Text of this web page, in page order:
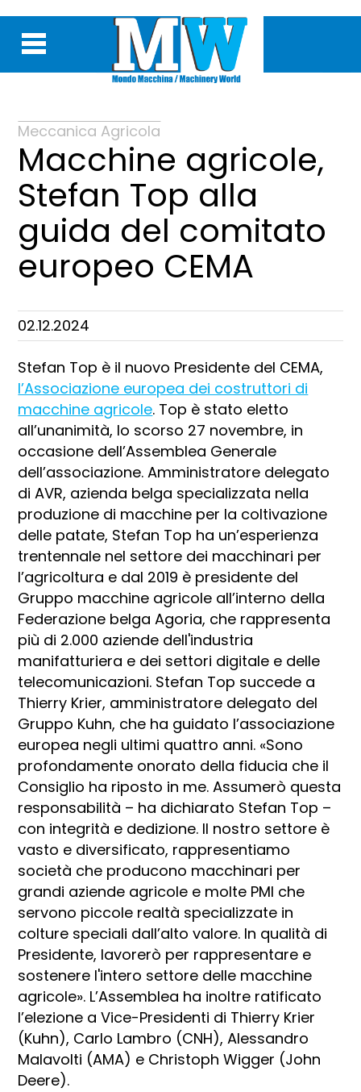
Meccanica Agricola
Macchine agricole,
Stefan Top alla
guida del comitato
europeo CEMA
02.12.2024
Stefan Top è il nuovo Presidente del CEMA,
l’Associazione europea dei costruttori di
macchine agricole. Top è stato eletto
all’unanimità, lo scorso 27 novembre, in
occasione dell’Assemblea Generale
dell’associazione. Amministratore delegato
di AVR, azienda belga specializzata nella
produzione di macchine per la coltivazione
delle patate, Stefan Top ha un’esperienza
trentennale nel settore dei macchinari per
l’agricoltura e dal 2019 è presidente del
Gruppo macchine agricole all’interno della
Federazione belga Agoria, che rappresenta
più di 2.000 aziende dell'industria
manifatturiera e dei settori digitale e delle
telecomunicazioni. Stefan Top succede a
Thierry Krier, amministratore delegato del
Gruppo Kuhn, che ha guidato l’associazione
europea negli ultimi quattro anni. «Sono
profondamente onorato della fiducia che il
Consiglio ha riposto in me. Assumerò questa
responsabilità – ha dichiarato Stefan Top –
con integrità e dedizione. Il nostro settore è
vasto e diversificato, rappresentiamo
società che producono macchinari per
grandi aziende agricole e molte PMI che
servono piccole realtà specializzate in
colture speciali dall’alto valore. In qualità di
Presidente, lavorerò per rappresentare e
sostenere l'intero settore delle macchine
agricole». L’Assemblea ha inoltre ratificato
l’elezione a Vice-Presidenti di Thierry Krier
(Kuhn), Carlo Lambro (CNH), Alessandro
Malavolti (AMA) e Christoph Wigger (John
Deere).